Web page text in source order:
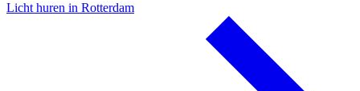
Licht huren in Rotterdam